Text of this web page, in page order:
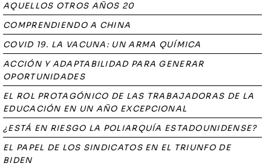
AQUELLOS OTROS AÑOS 20
COMPRENDIENDO A CHINA
COVID 19. LA VACUNA: UN ARMA QUÍMICA
ACCIÓN Y ADAPTABILIDAD PARA GENERAR
OPORTUNIDADES
EL ROL PROTAGÓNICO DE LAS TRABAJADORAS DE LA
EDUCACIÓN EN UN AÑO EXCEPCIONAL
¿ESTÁ EN RIESGO LA POLIARQUÍA ESTADOUNIDENSE?
EL PAPEL DE LOS SINDICATOS EN EL TRIUNFO DE
BIDEN